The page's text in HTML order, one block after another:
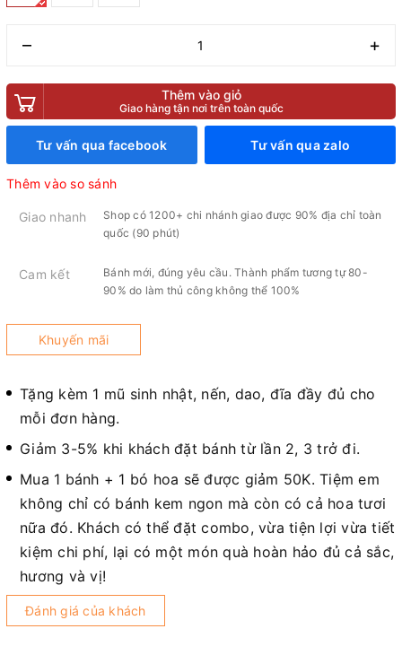
– +
Thêm vào giỏ
Giao hàng tận nơi trên toàn quốc
Tư vấn qua facebook Tư vấn qua zalo
Thêm vào so sánh
Giao nhanh
Shop có 1200+ chi nhánh giao được 90% địa chỉ toàn
quốc (90 phút)
Cam kết
Bánh mới, đúng yêu cầu. Thành phẩm tương tự 80-
90% do làm thủ công không thể 100%
Khuyến mãi
Tặng kèm 1 mũ sinh nhật, nến, dao, đĩa đầy đủ cho
mỗi đơn hàng.
Giảm 3-5% khi khách đặt bánh từ lần 2, 3 trở đi.
Mua 1 bánh + 1 bó hoa sẽ được giảm 50K. Tiệm em
không chỉ có bánh kem ngon mà còn có cả hoa tươi
nữa đó. Khách có thể đặt combo, vừa tiện lợi vừa tiết
kiệm chi phí, lại có một món quà hoàn hảo đủ cả sắc,
hương và vị!
Đánh giá của khách